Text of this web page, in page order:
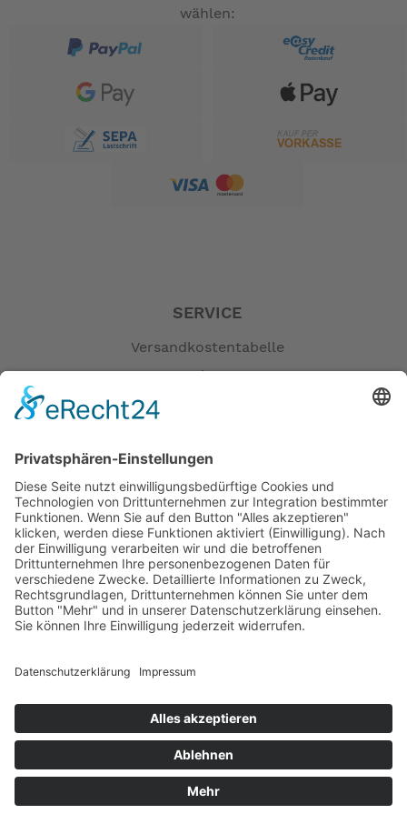
wählen:
SERVICE
Versandkostentabelle
Blog
Erklärung zur Barrierefreiheit
AGB
Öffnungszeiten
Versandpartner
Verfügbarkeiten
Zahlung und Versand
Datenschutz
Fernabsatz
Widerrufsrecht bei Dienstleistungen
Kontakt
Garantiefall
Batterieverordnung